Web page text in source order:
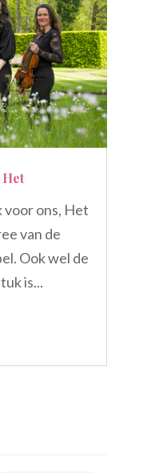
voor ons, Het
van de
Ook wel de
is...